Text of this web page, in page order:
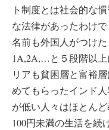
ト制度とは社会的な
な法律があったわけ
名前も外国人がつけ
1A,2A,…と５段階以
リアも貧困層と富裕
めてもらったインド
が低い人々はほとん
100円未満の生活を続